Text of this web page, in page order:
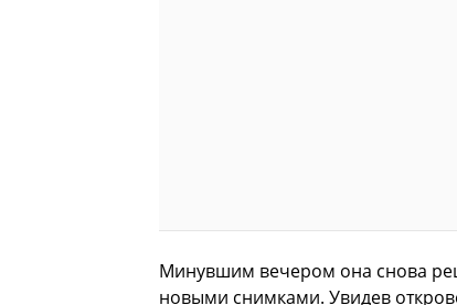
Минувшим вечером она снова
новыми снимками. Увидев